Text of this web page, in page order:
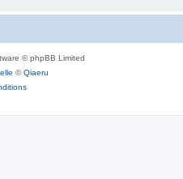
© phpBB Limited
©Qiaeru